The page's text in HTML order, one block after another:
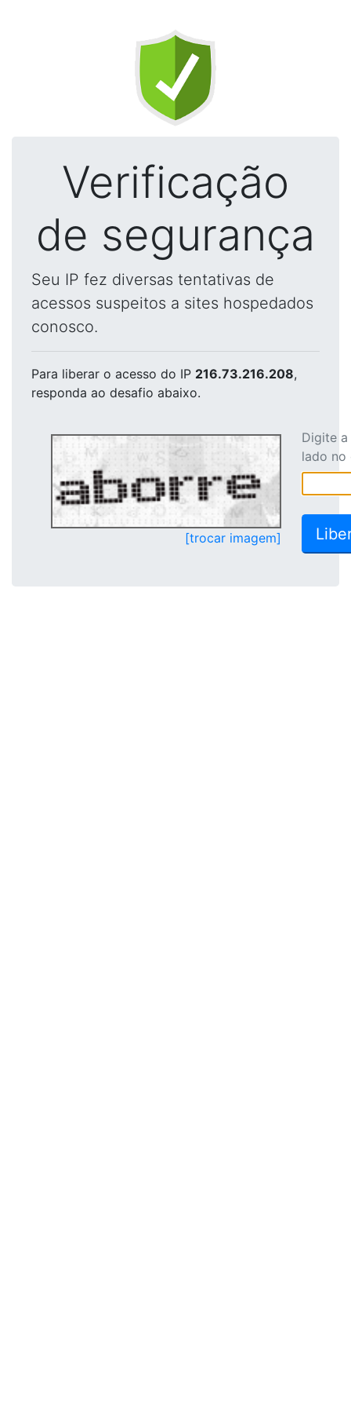
Verificação
de segurança
Seu IP fez diversas tentativas de
acessos suspeitos a sites hospedados
conosco.
Para liberar o acesso do IP 216.73.216.208,
responda ao desafio abaixo.
[trocar imagem]
Digite
lado no